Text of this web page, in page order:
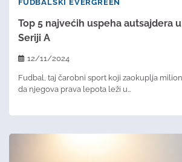
FUDBALSKI EVERGREEN
Top 5 najvećih uspeha autsajdera
Seriji A
12/11/2024
Fudbal, taj čarobni sport koji zaokuplja
da njegova prava lepota leži u…